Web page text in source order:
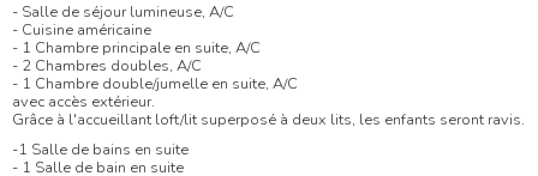
- Salle de séjour lumineuse, A/C
- Cuisine américaine
- 1 Chambre principale en suite, A/C
- 2 Chambres doubles, A/C
- 1 Chambre double/jumelle en suite, A/C
avec accès extérieur.
Grâce à l'accueillant loft/lit superposé à deux lits, les enfants seront ravis.
-1 Salle de bains en suite
- 1 Salle de bain en suite